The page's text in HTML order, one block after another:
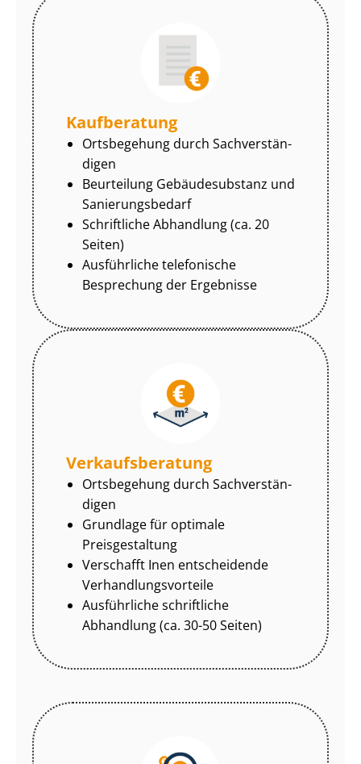
Kaufberatung
Ortsbegehung durch Sach­ver­stän­
di­gen
Beurteilung Gebäudesubstanz und
Sa­nie­rungs­be­darf
Schriftliche Abhandlung (ca. 20
Seiten)
Ausführliche telefonische
Besprechung der Ergebnisse
Ver­kaufs­be­ra­tung
Ortsbegehung durch Sach­ver­stän­
di­gen
Grundlage für optimale
Preisgestaltung
Verschafft Inen entscheidende
Ver­hand­lungs­vor­tei­le
Ausführliche schriftliche
Abhandlung (ca. 30-50 Seiten)